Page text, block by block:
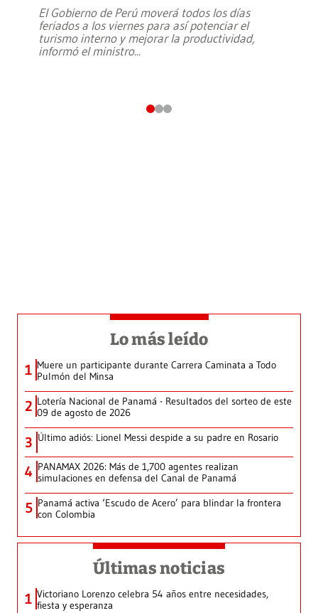
El Gobierno de Perú moverá todos los días
feriados a los viernes para así potenciar el
turismo interno y mejorar la productividad,
informó el ministro...
Lo más leído
1 Muere un participante durante Carrera Caminata a Todo
Pulmón del Minsa
2 Lotería Nacional de Panamá - Resultados del sorteo de este
09 de agosto de 2026
3 Último adiós: Lionel Messi despide a su padre en Rosario
4 PANAMAX 2026: Más de 1,700 agentes realizan
simulaciones en defensa del Canal de Panamá
5 Panamá activa ‘Escudo de Acero’ para blindar la frontera
con Colombia
Últimas noticias
1 Victoriano Lorenzo celebra 54 años entre necesidades,
fiesta y esperanza